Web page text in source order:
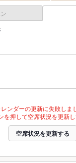
ンダーの更新に失敗しま
を押して空席状況を更新し
空席状況を更新する